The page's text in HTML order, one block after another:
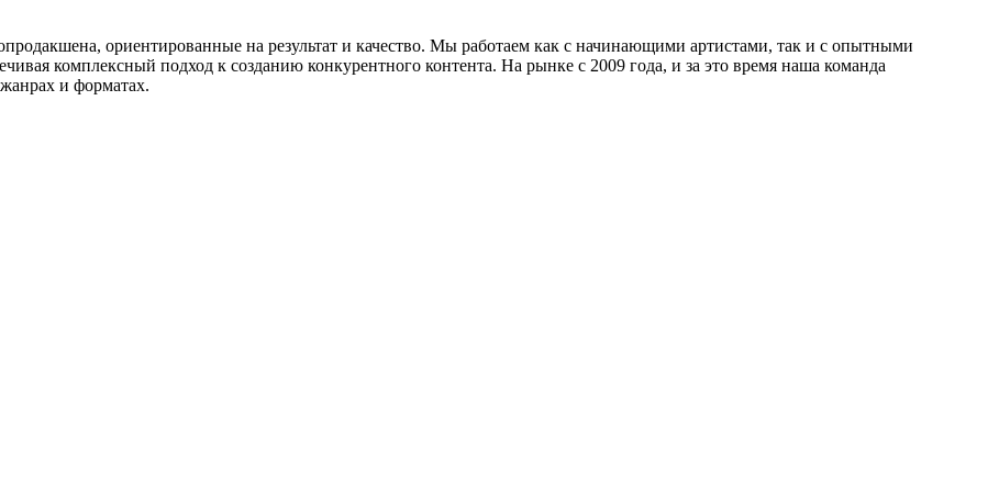
ориентированные на результат и качество. Мы работаем как с начинающими артистами, так и с опытными
комплексный подход к созданию конкурентного контента. На рынке с 2009 года, и за это время наша команда
и форматах.